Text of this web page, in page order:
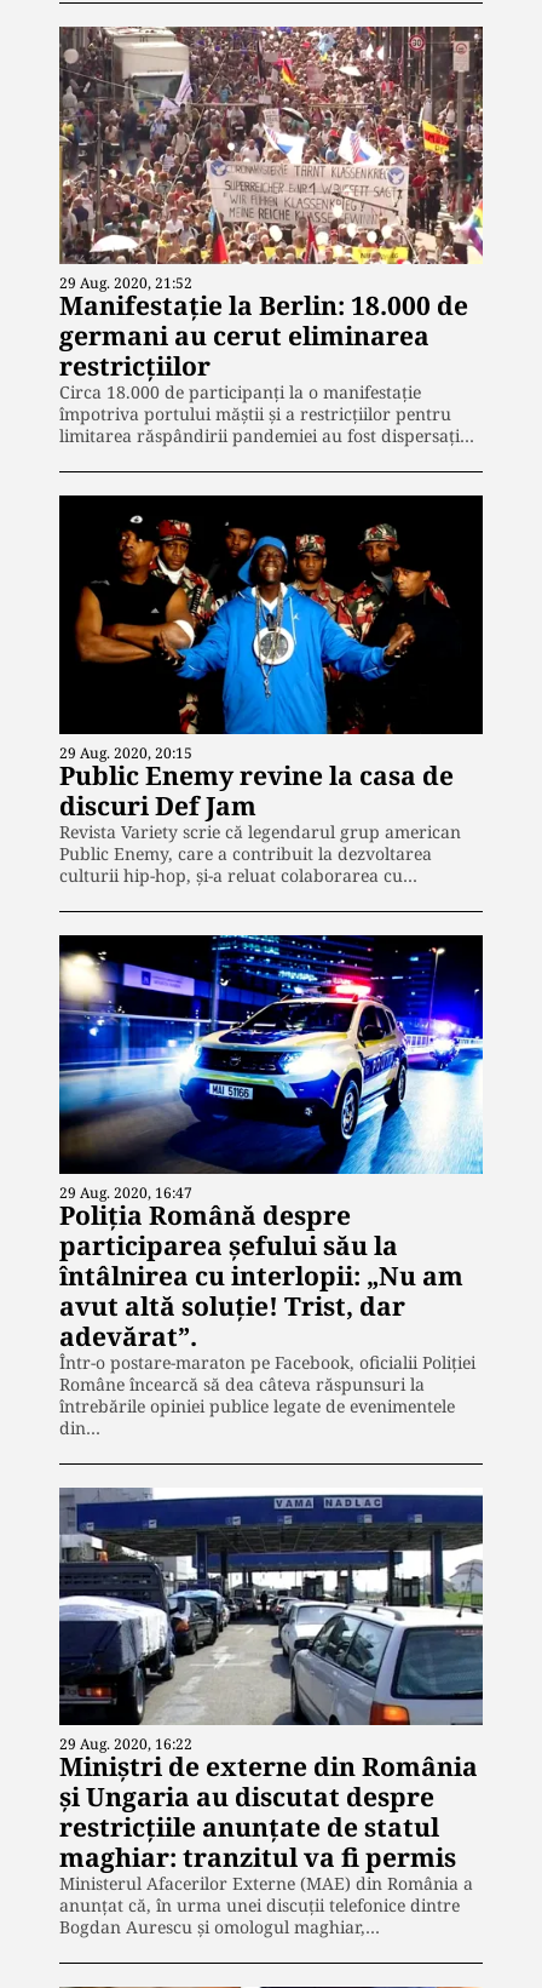
29 Aug. 2020, 21:52
Manifestație la Berlin: 18.000 de
germani au cerut eliminarea
restricțiilor
Circa 18.000 de participanţi la o manifestație
împotriva portului măştii şi a restricţiilor pentru
limitarea răspândirii pandemiei au fost dispersați…
29 Aug. 2020, 20:15
Public Enemy revine la casa de
discuri Def Jam
Revista Variety scrie că legendarul grup american
Public Enemy, care a contribuit la dezvoltarea
culturii hip-hop, şi-a reluat colaborarea cu…
29 Aug. 2020, 16:47
Poliția Română despre
participarea șefului său la
întâlnirea cu interlopii: „Nu am
avut altă soluție! Trist, dar
adevărat”.
Într-o postare-maraton pe Facebook, oficialii Poliției
Române încearcă să dea câteva răspunsuri la
întrebările opiniei publice legate de evenimentele
din…
29 Aug. 2020, 16:22
Miniștri de externe din România
și Ungaria au discutat despre
restricțiile anunțate de statul
maghiar: tranzitul va fi permis
Ministerul Afacerilor Externe (MAE) din România a
anunțat că, în urma unei discuții telefonice dintre
Bogdan Aurescu și omologul maghiar,…